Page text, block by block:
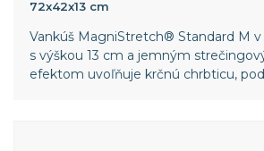
72x42x13 cm
Vankúš MagniStretch® Standard M
s výškou 13 cm a jemným
efektom uvoľňuje krčnú chrbticu,
zabezpečujú priedušnosť a príjemné